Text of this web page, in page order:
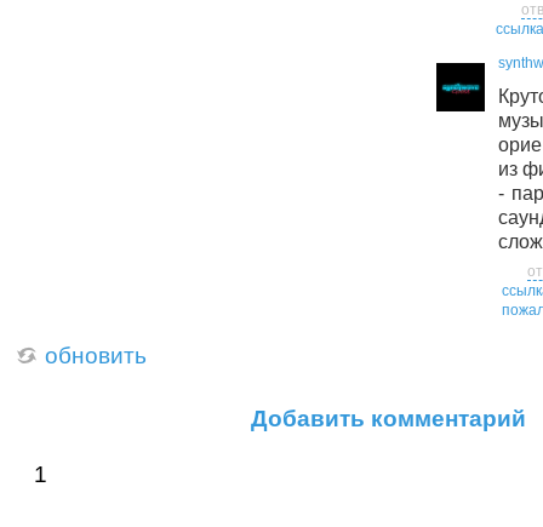
ссылка
из
-
обновить
Добавить комментарий
1